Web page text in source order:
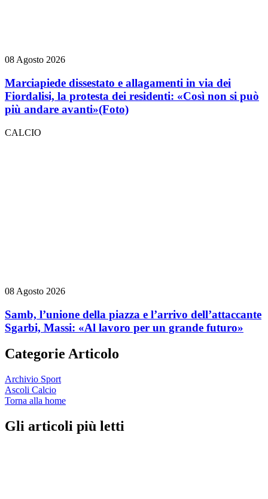
08 Agosto 2026
Marciapiede dissestato e allagamenti in via dei
Fiordalisi, la protesta dei residenti: «Così non si può
più andare avanti»(Foto)
CALCIO
08 Agosto 2026
Samb, l’unione della piazza e l’arrivo dell’attaccante
Sgarbi, Massi: «Al lavoro per un grande futuro»
Categorie Articolo
Archivio Sport
Ascoli Calcio
Torna alla home
Gli articoli più letti